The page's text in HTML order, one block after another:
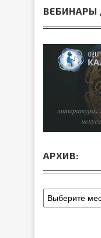
ВЕБИНАРЫ
АРХИВ: